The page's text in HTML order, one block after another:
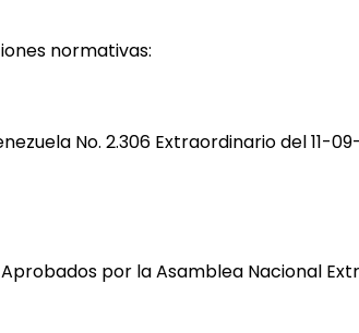
normativas:
No. 2.306 Extraordinario del 11-
. Aprobados por la Asamblea Nacional